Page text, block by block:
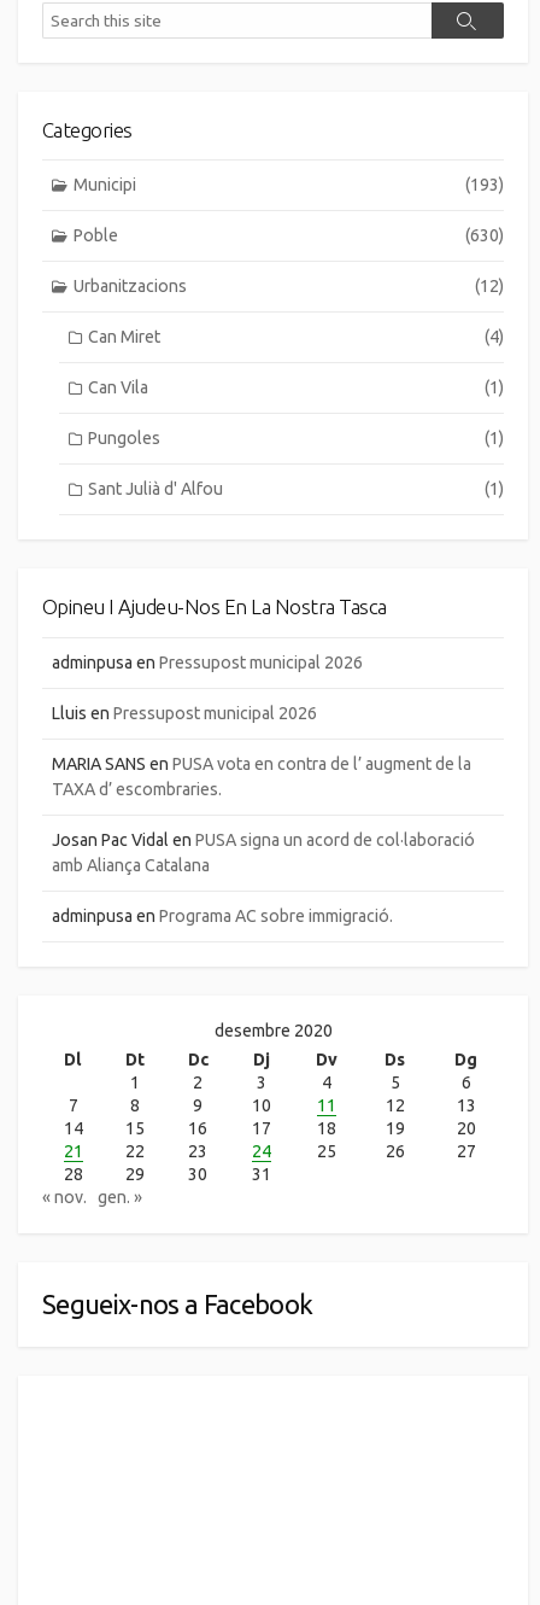
Search
Search
Categories
Municipi (193)
Poble (630)
Urbanitzacions (12)
Can Miret (4)
Can Vila (1)
Pungoles (1)
Sant Julià d' Alfou (1)
Opineu I Ajudeu-Nos En La Nostra Tasca
adminpusa en Pressupost municipal 2026
Lluis en Pressupost municipal 2026
MARIA SANS en PUSA vota en contra de l’ augment de la
TAXA d’ escombraries.
Josan Pac Vidal en PUSA signa un acord de col·laboració
amb Aliança Catalana
adminpusa en Programa AC sobre immigració.
desembre 2020
Dl
Dt Dc Dj Dv Ds
Dg
1
2 3 4 5
6
7
8 9 10 11 12
13
14
15 16 17 18 19
20
21
22 23 24 25 26
27
28
29 30
31
« nov.
gen. »
Segueix-nos a Facebook